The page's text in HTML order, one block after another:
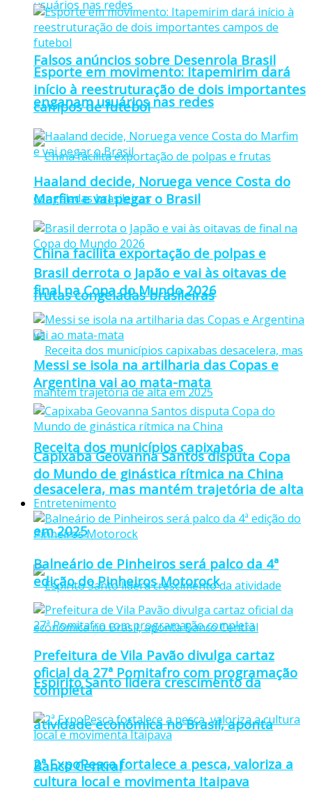
Falsos anúncios sobre Desenrola Brasil
enganam usuários nas redes
China facilita exportação de polpas e
frutas congeladas brasileiras
Receita dos municípios capixabas
desacelera, mas mantém trajetória de alta
em 2025
Espírito Santo lidera crescimento da
atividade econômica no Brasil, aponta
Banco Central
Esporte em movimento: Itapemirim dará
início à reestruturação de dois importantes
campos de futebol
Haaland decide, Noruega vence Costa do
Marfim e vai pegar o Brasil
Brasil derrota o Japão e vai às oitavas de
final na Copa do Mundo 2026
Messi se isola na artilharia das Copas e
Argentina vai ao mata-mata
Capixaba Geovanna Santos disputa Copa
do Mundo de ginástica rítmica na China
Entretenimento
Balneário de Pinheiros será palco da 4ª
edição do Pinheiros Motorock
Prefeitura de Vila Pavão divulga cartaz
oficial da 27ª Pomitafro com programação
completa
2ª ExpoPesca fortalece a pesca, valoriza a
cultura local e movimenta Itaipava